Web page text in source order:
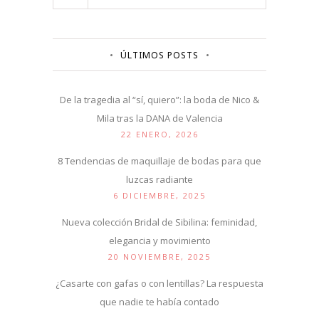
ÚLTIMOS POSTS
De la tragedia al “sí, quiero”: la boda de Nico &
Mila tras la DANA de Valencia
22 ENERO, 2026
8 Tendencias de maquillaje de bodas para que
luzcas radiante
6 DICIEMBRE, 2025
Nueva colección Bridal de Sibilina: feminidad,
elegancia y movimiento
20 NOVIEMBRE, 2025
¿Casarte con gafas o con lentillas? La respuesta
que nadie te había contado